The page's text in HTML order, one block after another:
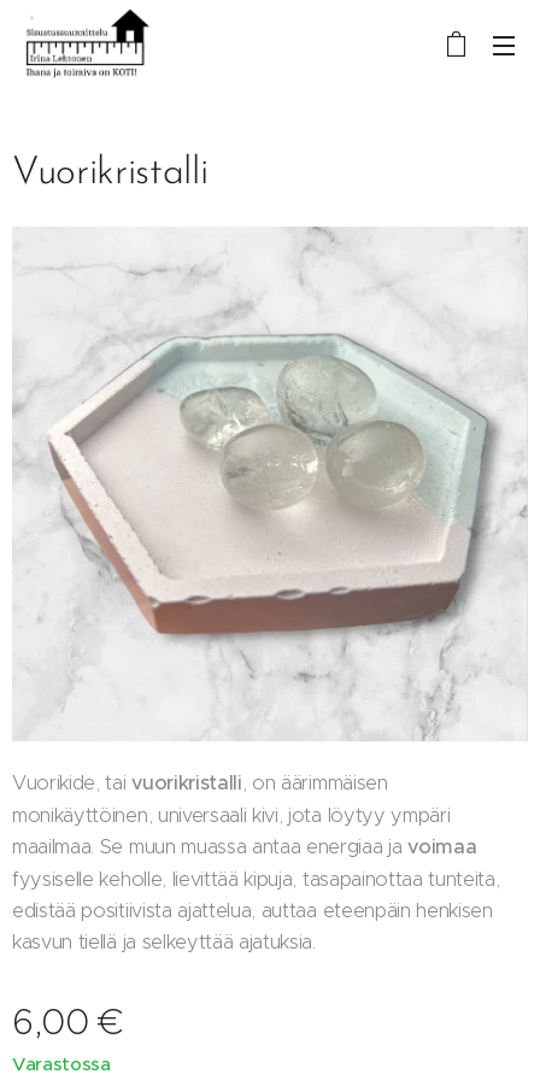
Vuorikristalli
Vuorikide, taivuorikristalli, on äärimmäisen
monikäyttöinen, universaali kivi, jota löytyy ympäri
maailmaa. Se muun muassa antaa energiaa javoimaa
fyysiselle keholle, lievittää kipuja, tasapainottaa tunteita,
edistää positiivista ajattelua, auttaa eteenpäin henkisen
kasvun tiellä ja selkeyttää ajatuksia.
6,00 €
Varastossa